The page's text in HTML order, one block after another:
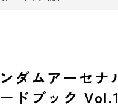
ダムアーセナ
ドブック Vol.1